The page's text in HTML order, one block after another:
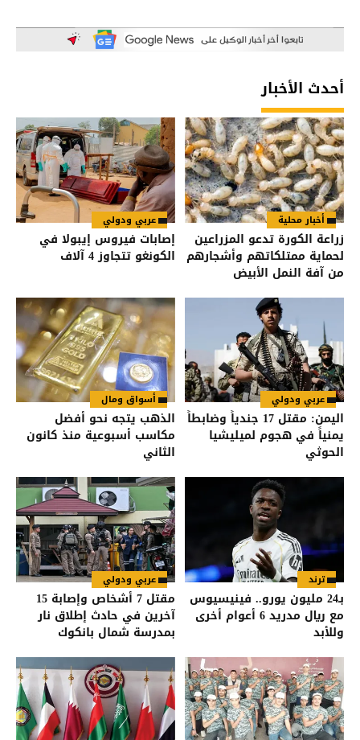
أحدث الأخبار
أخبار محلية
زراعة الكورة تدعو المزراعين
لحماية ممتلكاتهم وأشجارهم
من آفة النمل الأبيض
عربي ودولي
إصابات فيروس إيبولا في
الكونغو تتجاوز 4 آلاف
عربي ودولي
اليمن: مقتل 17 جندياً وضابطاً
يمنياً في هجوم لميليشيا
الحوثي
أسواق ومال
الذهب يتجه نحو أفضل
مكاسب أسبوعية منذ كانون
الثاني
ترند
بـ24 مليون يورو.. فينيسيوس
مع ريال مدريد 6 أعوام أخرى
وللأبد
عربي ودولي
مقتل 7 أشخاص وإصابة 15
آخرين في حادث إطلاق نار
بمدرسة شمال بانكوك